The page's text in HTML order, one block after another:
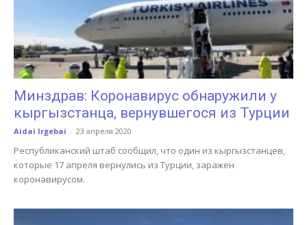
Минздрав: Коронавирус обнаружили у
кыргызстанца, вернувшегося из Турции
Aidai Irgebai - 23 апреля 2020
Республиканский штаб сообщил, что один из кыргызстанцев,
которые 17 апреля вернулись из Турции, заражен
коронавирусом.